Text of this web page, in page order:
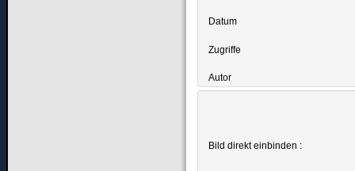
Datum
Zugriffe
Autor
Bild direkt einbinden :